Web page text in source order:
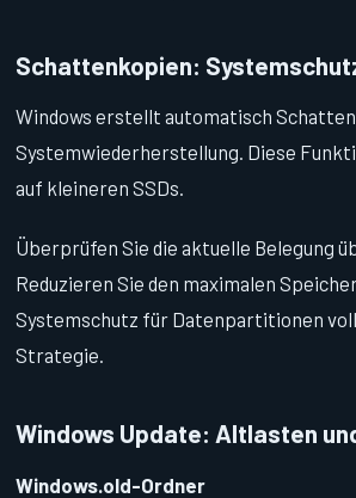
Schattenkopien:
Windows erstellt automatisch
Systemwiederherstellung. Diese
auf kleineren SSDs.
Überprüfen Sie die aktuelle Belegung
Reduzieren Sie den maximalen
Systemschutz für Datenpartitionen
Strategie.
Windows Update: Altlasten
Windows.old-Ordner